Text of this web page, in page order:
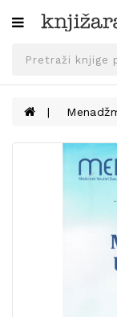
Kategorije
UDŽBENICI
KNJIGE
PRIBOR